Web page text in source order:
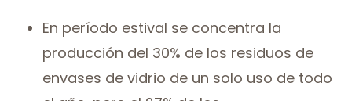
En período estival se concentra la
producción del 30% de los residuos de
envases de vidrio de un solo uso de todo